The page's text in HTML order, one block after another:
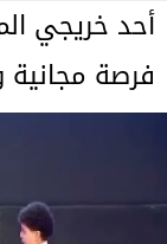
أحد خريجي
فرصة مجانية